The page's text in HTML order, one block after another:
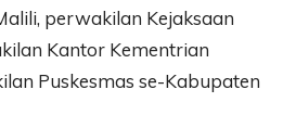
perwakilan Kejaksaan
Kantor Kementrian
Puskesmas se-Kabupaten